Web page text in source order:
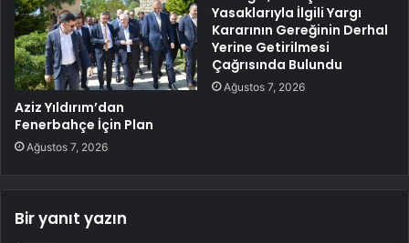
Aziz Yıldırım’dan
Fenerbahçe İçin Plan
Ağustos 7, 2026
Yasaklarıyla İlgili Yargı
Kararının Gereğinin Derhal
Yerine Getirilmesi
Çağrısında Bulundu
Ağustos 7, 2026
Bir yanıt yazın